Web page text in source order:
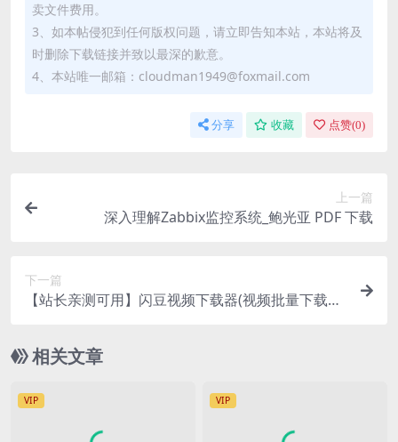
卖文件费用。
3、如本帖侵犯到任何版权问题，请立即告知本站，本站将及
时删除下载链接并致以最深的歉意。
4、本站唯一邮箱：cloudman1949@foxmail.com
分享 收藏 点赞(0)
上一篇
深入理解Zabbix监控系统_鲍光亚 PDF 下载
下一篇
【站长亲测可用】闪豆视频下载器(视频批量下载器)
相关文章
VIP VIP